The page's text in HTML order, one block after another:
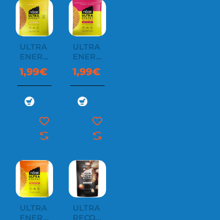
ULTRA
ENERGY
WAFFLE
LEMON
FLAVOUR
1,99€
ULTRA
ENERGY
WAFFLE
MAPLE
SYRUP
1,99€
ULTRA
ENERGY
ULTRA
RECOVERY